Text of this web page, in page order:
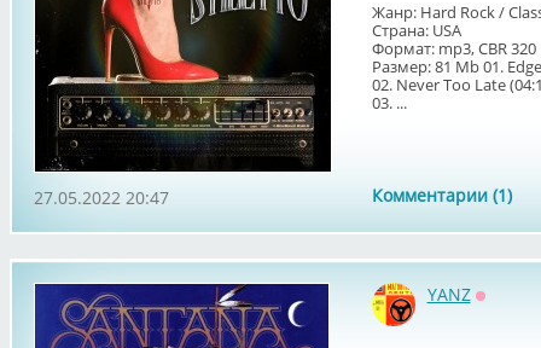
Жанр: Hard Rock /
Страна: USA
Формат: mp3, CBR 320
Размер: 81 Mb 01.
02. Never Too Late
03. ...
Комментарии (1)
27.05.2022 20:47
YANZ